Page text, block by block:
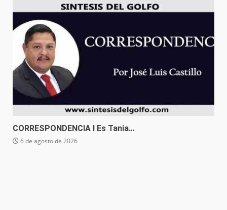
CORRESPONDENCIA I Es Tania…
6 de agosto de 2026